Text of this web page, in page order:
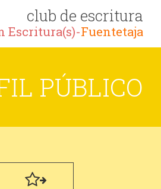
club de escritura
Escritura(s)-Fuentetaja
PÚBLICO